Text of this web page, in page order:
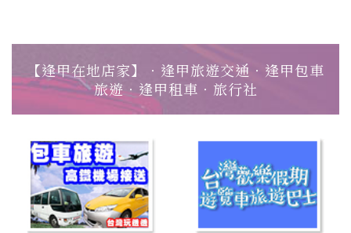
【逢甲在地店家】‧逢甲旅遊交通‧逢甲包車
旅遊‧逢甲租車‧旅行社